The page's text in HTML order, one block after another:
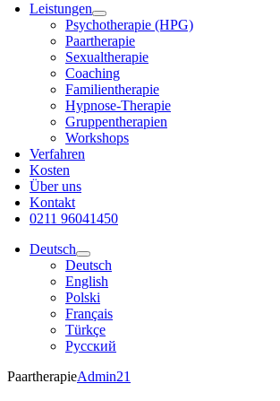
Leistungen
Psychotherapie (HPG)
Paartherapie
Sexualtherapie
Coaching
Familientherapie
Hypnose-Therapie
Gruppentherapien
Workshops
Verfahren
Kosten
Über uns
Kontakt
0211 96041450
Deutsch
Deutsch
English
Polski
Français
Türkçe
Русский
PaartherapieAdmin21